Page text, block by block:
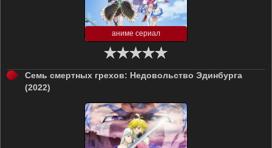
аниме сериал
Семь смертных грехов: Недовольство Эдинбурга
(2022)